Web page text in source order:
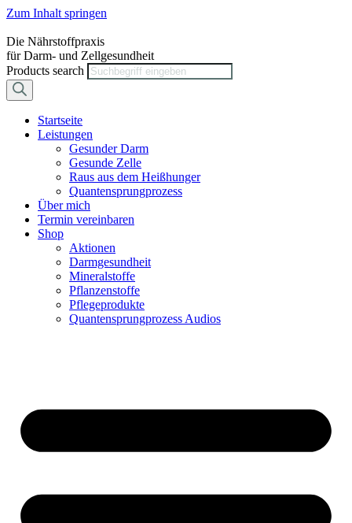
Zum Inhalt springen
Die Nährstoffpraxis
für Darm- und Zellgesundheit
Products search
Startseite
Leistungen
Gesunder Darm
Gesunde Zelle
Raus aus dem Heißhunger
Quantensprungprozess
Über mich
Termin vereinbaren
Shop
Aktionen
Darmgesundheit
Mineralstoffe
Pflanzenstoffe
Pflegeprodukte
Quantensprungprozess Audios